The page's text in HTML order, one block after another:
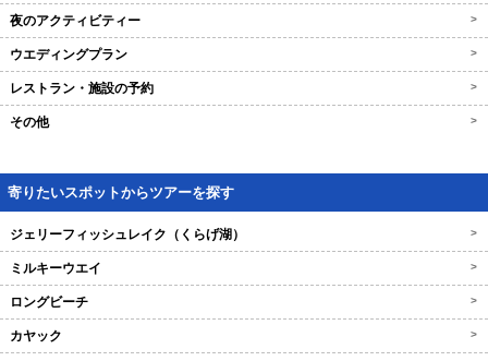
夜のアクティビティー >
ウエディングプラン >
レストラン・施設の予約 >
その他 >
寄りたいスポットからツアーを探す
ジェリーフィッシュレイク（くらげ湖） >
ミルキーウエイ >
ロングビーチ >
カヤック >